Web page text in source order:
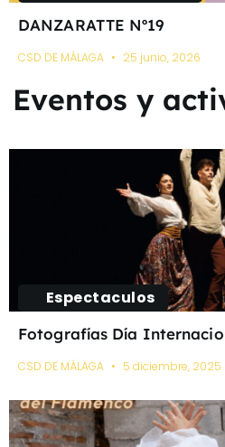
DANZARATTE Nº19
CSD DE MÁLAGA 25 junio, 2026
Eventos y
Espectaculos
Fotografías Día
CSD DE MÁLAGA 5 diciembre, 2025